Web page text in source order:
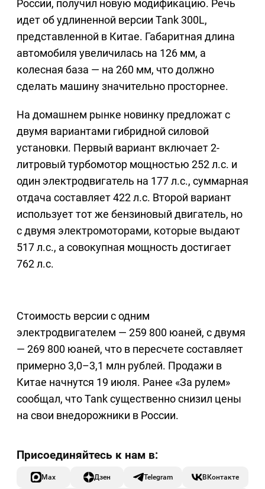
России, получил новую модификацию. Речь
идет об удлиненной версии Tank 300L,
представленной в Китае. Габаритная длина
автомобиля увеличилась на 126 мм, а
колесная база — на 260 мм, что должно
сделать машину значительно просторнее.
На домашнем рынке новинку предложат с
двумя вариантами гибридной силовой
установки. Первый вариант включает 2-
литровый турбомотор мощностью 252 л.с. и
один электродвигатель на 177 л.с., суммарная
отдача составляет 422 л.с. Второй вариант
использует тот же бензиновый двигатель, но
с двумя электромоторами, которые выдают
517 л.с., а совокупная мощность достигает
762 л.с.
Стоимость версии с одним
электродвигателем — 259 800 юаней, с двумя
— 269 800 юаней, что в пересчете составляет
примерно 3,0–3,1 млн рублей. Продажи в
Китае начнутся 19 июля. Ранее «За рулем»
сообщал, что Tank существенно снизил цены
на свои внедорожники в России.
Max Дзен Telegram ВКонтакте